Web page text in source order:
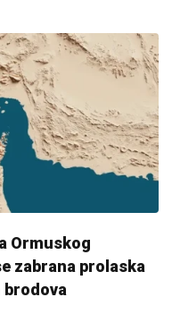
Ormuskog
zabrana prolaska